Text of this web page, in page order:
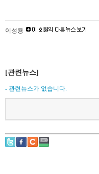
이성용
[관련뉴스]
- 관련뉴스가 없습니다.